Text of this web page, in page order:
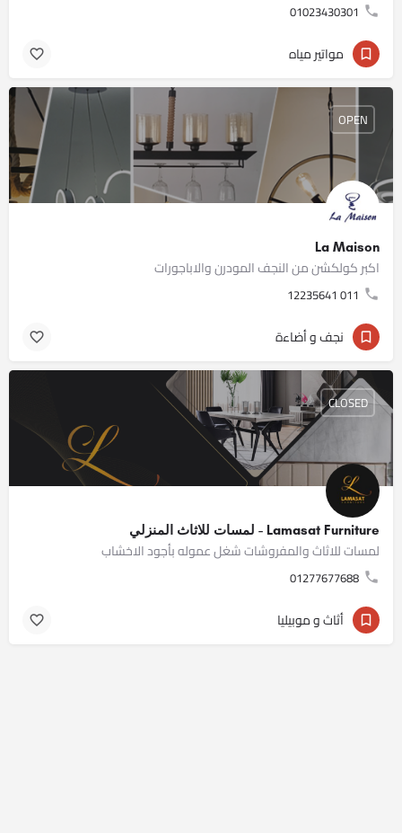
01023430301
مواتير مياه
La Maison
اكبر كولكشن من النجف المودرن والاباجورات
011 12235641
OPEN
نجف و أضاءة
Lamasat Furniture - لمسات للاثاث المنزلي
لمسات للاثاث والمفروشات شغل عموله بأجود الاخشاب
01277677688
CLOSED
أثاث و موبيليا